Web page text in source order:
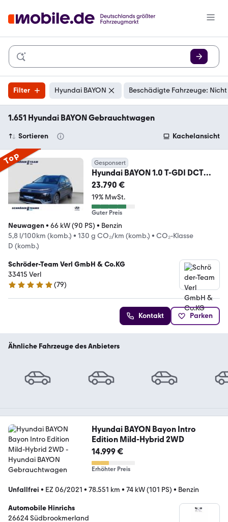
Filter Hyundai BAYON Beschädigte Fahrzeuge:
1.651 Hyundai BAYON Gebrauchtwagen
Sortieren Kachelansicht
Top Gesponsert
Hyundai BAYON 1.0 T-GDI DCT
Trend
23.790 €
19% MwSt.
Guter Preis
Neuwagen• 66 kW (90 PS) • Benzin
5,8 l/100km (komb.) • 130 g CO₂/km (komb.) • CO₂-Klasse
D (komb.)
Schröder-Team Verl GmbH & Co.KG
33415 Verl
5 Sterne
(79)
Kontakt Parken
Ähnliche Fahrzeuge des Anbieters
Hyundai BAYON Bayon Intro
Edition Mild-Hybrid 2WD
14.999 €
Erhöhter Preis
Unfallfrei • EZ 06/2021 • 78.551 km • 74 kW (101 PS) • Benzin
Automobile Hinrichs
26624 Südbrookmerland